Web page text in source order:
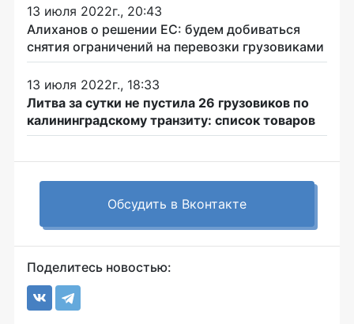
13 июля 2022г., 20:43
Алиханов о решении ЕС: будем добиваться
снятия ограничений на перевозки грузовиками
13 июля 2022г., 18:33
Литва за сутки не пустила 26 грузовиков по
калининградскому транзиту: список товаров
Обсудить в Вконтакте
Поделитесь новостью: